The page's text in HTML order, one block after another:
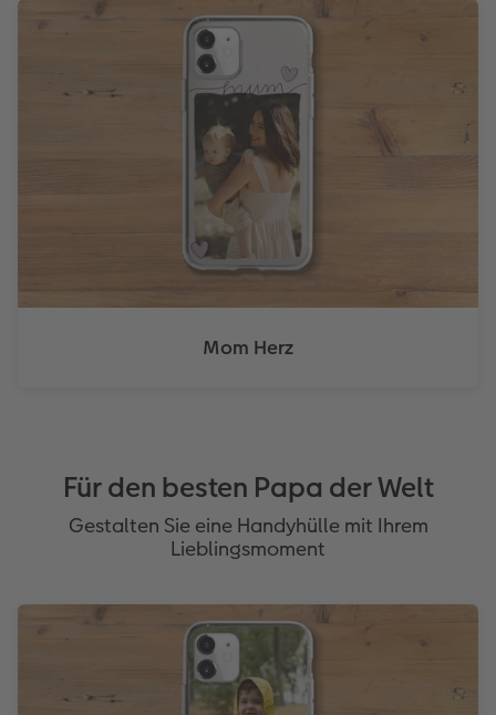
Mom Herz
Für den besten Papa der Welt
Gestalten Sie eine Handyhülle mit Ihrem
Lieblingsmoment